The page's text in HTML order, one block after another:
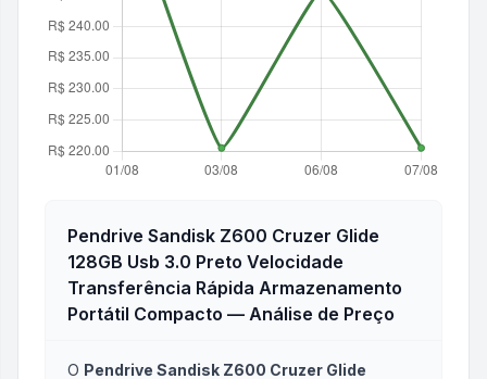
Pendrive Sandisk Z600 Cruzer Glide
128GB Usb 3.0 Preto Velocidade
Transferência Rápida Armazenamento
Portátil Compacto — Análise de Preço
O Pendrive Sandisk Z600 Cruzer Glide